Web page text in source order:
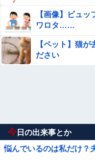
【画像】ビュ
ワロタ……
【ペット】猫
ださい
今 日の出来事とか
悩んでいるのは私だけ？